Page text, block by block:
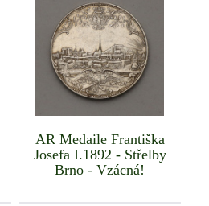
AR Medaile Františka
Josefa I.1892 - Střelby
Brno - Vzácná!